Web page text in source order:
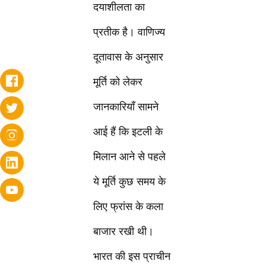
दयाशीलता का
प्रतीक है। वाणिज्य
दूतावास के अनुसार
मूर्ति को लेकर
जानकारियाँ सामने
आई हैं कि इटली के
मिलान आने से पहले
ये मूर्ति कुछ समय के
लिए फ्रांस के कला
बाजार रखी थी।
भारत की इस प्राचीन